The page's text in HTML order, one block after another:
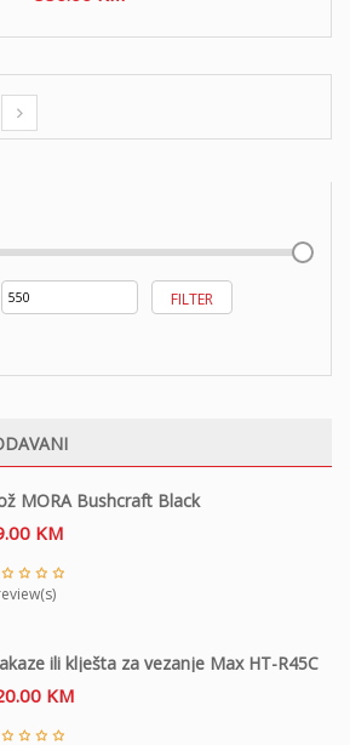
FILTER
MORA Bushcraft Black
KM
ili klješta za vezanje Max HT-R45C
KM